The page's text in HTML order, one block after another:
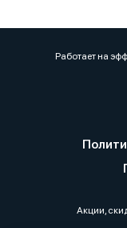
Работает на
Акции,